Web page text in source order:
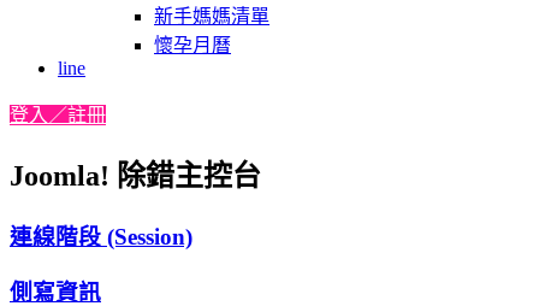
新手媽媽清單
懷孕月曆
line
登入／註冊
Joomla! 除錯主控台
連線階段 (Session)
側寫資訊